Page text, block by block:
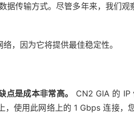
据传输方式。尽管多年来，我们
，因为它将提供最佳稳定性。
点是成本非常高。
CN2 GIA 的 IP
，使用此网络上的 1 Gbps 连接，